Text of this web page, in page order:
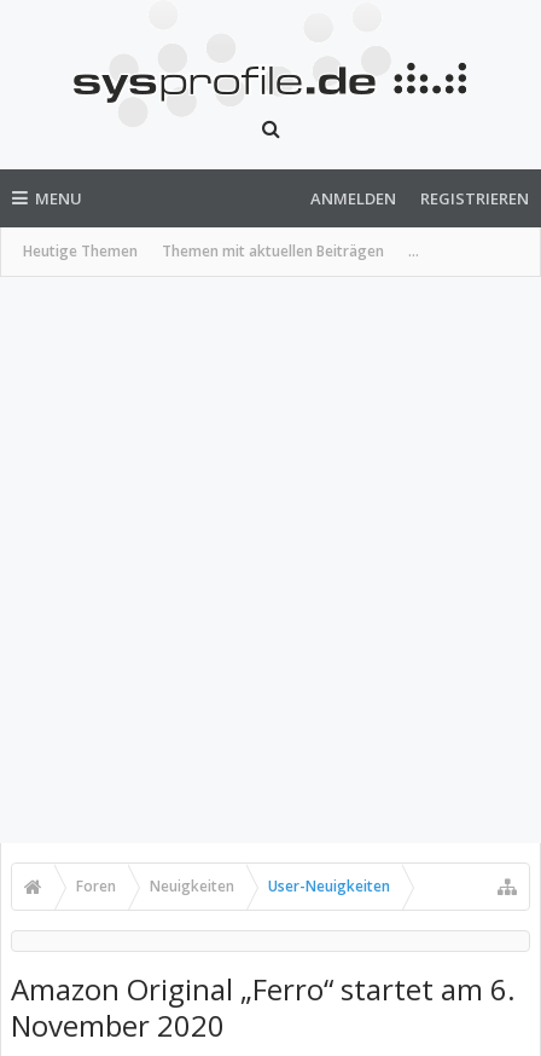
MENU
Heutige Themen Themen mit aktuellen Beiträgen ...
ANMELDEN REGISTRIEREN
Foren Neuigkeiten User-Neuigkeiten
Amazon Original „Ferro“ startet am 6.
November 2020